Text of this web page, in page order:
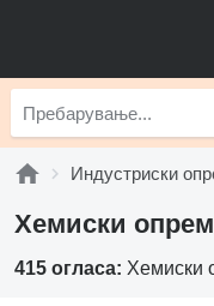
Индустриски
Хемиски
415 огласа: Хемиски